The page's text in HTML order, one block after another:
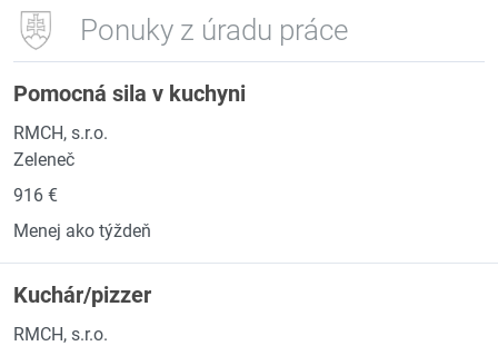
Ponuky z úradu práce
Pomocná sila v kuchyni
RMCH, s.r.o.
Zeleneč
916 €
Menej ako týždeň
Kuchár/pizzer
RMCH, s.r.o.